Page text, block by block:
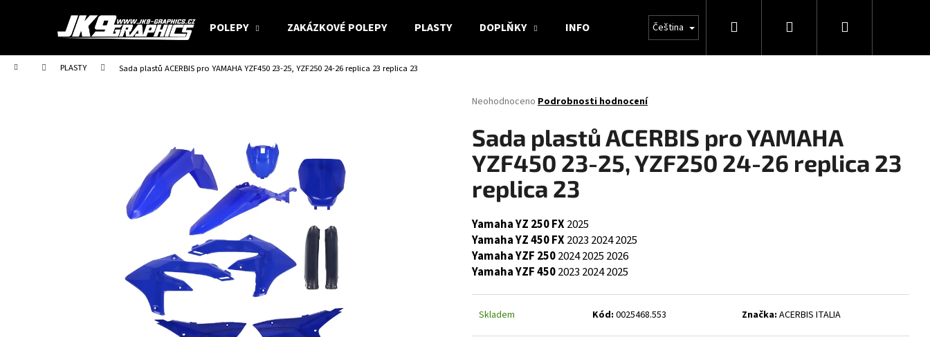
POLEPY ZAKÁZKOVÉ POLEPY PLASTY DOPLŇKY INFO Čeština Hledat PřihlášeníNákupní
Domů PLASTY Sada plastů ACERBIS pro YAMAHA YZF450 23-25, YZF250 24-26 replica 23 replica 23
Průměrné
produktu
je
0,0
z
hvězdiček.
Neohodnoceno Podrobnosti hodnocení
Sada plastů ACERBIS pro YAMAHA
YZF450 23-25, YZF250 24-26 replica 23
replica 23
Yamaha YZ 250 FX2025
Yamaha YZ 450 FX2023 20242025
Yamaha YZF 25020242025 2026
Yamaha YZF 4502023 20242025
Skladem Kód: 0025468.553 Značka: ACERBIS ITALIA
í
Zpět
do
Zpět
do
Co potřebujete najít?
HLEDAT